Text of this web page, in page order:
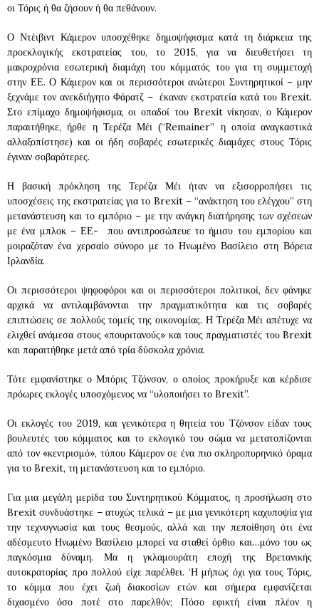
οι Τόρις ή θα ζήσουν ή θα πεθάνουν.
Ο Ντέιβιντ Κάμερον υποσχέθηκε δημοψήφισμα κατά τη διάρκεια της
προεκλογικής εκστρατείας του, το 2015, για να διευθετήσει τη
μακροχρόνια εσωτερική διαμάχη του κόμματός του για τη συμμετοχή
στην ΕΕ. Ο Κάμερον και οι περισσότεροι ανώτεροι Συντηρητικοί – μην
ξεχνάμε τον ανεκδιήγητο Φάρατζ – έκαναν εκστρατεία κατά του Brexit.
Στο επίμαχο δημοψήφισμα, οι οπαδοί του Brexit νίκησαν, ο Κάμερον
παραιτήθηκε, ήρθε η Τερέζα Μέι (“Remainer” η οποία αναγκαστικά
αλλαξοπίστησε) και οι ήδη σοβαρές εσωτερικές διαμάχες στους Τόρις
έγιναν σοβαρότερες.
Η βασική πρόκληση της Τερέζα Μέι ήταν να εξισορροπήσει τις
υποσχέσεις της εκστρατείας για το Brexit – “ανάκτηση του ελέγχου” στη
μετανάστευση και το εμπόριο – με την ανάγκη διατήρησης των σχέσεων
με ένα μπλοκ – ΕΕ- που αντιπροσώπευε το ήμισυ του εμπορίου και
μοιραζόταν ένα χερσαίο σύνορο με το Ηνωμένο Βασίλειο στη Βόρεια
Ιρλανδία.
Οι περισσότεροι ψηφοφόροι και οι περισσότεροι πολιτικοί, δεν φάνηκε
αρχικά να αντιλαμβάνονται την πραγματικότητα και τις σοβαρές
επιπτώσεις σε πολλούς τομείς της οικονομίας. Η Τερέζα Μέι απέτυχε να
ελιχθεί ανάμεσα στους «πουριτανούς» και τους πραγματιστές του Brexit
και παραιτήθηκε μετά από τρία δύσκολα χρόνια.
Τότε εμφανίστηκε ο Μπόρις Τζόνσον, ο οποίος προκήρυξε και κέρδισε
πρόωρες εκλογές υποσχόμενος να “υλοποιήσει το Brexit”.
Οι εκλογές του 2019, και γενικότερα η θητεία του Τζόνσον είδαν τους
βουλευτές του κόμματος και το εκλογικό του σώμα να μετατοπίζονται
από τον «κεντρισμό», τύπου Κάμερον σε ένα πιο σκληροπυρηνικό όραμα
για το Brexit, τη μετανάστευση και το εμπόριο.
Για μια μεγάλη μερίδα του Συντηρητικού Κόμματος, η προσήλωση στο
Brexit συνδυάστηκε – ατυχώς τελικά – με μια γενικότερη καχυποψία για
την τεχνογνωσία και τους θεσμούς, αλλά και την πεποίθηση ότι ένα
αδέσμευτο Ηνωμένο Βασίλειο μπορεί να σταθεί όρθιο και…μόνο του ως
παγκόσμια δύναμη. Μα η γκλαμουράτη εποχή της Βρετανικής
αυτοκρατορίας προ πολλού είχε παρέλθει. ‘Η μήπως όχι για τους Τόρις,
το κόμμα που έχει ζωή διακοσίων ετών και σήμερα εμφανίζεται
διχασμένο όσο ποτέ στο παρελθόν; Πόσο εφικτή είναι πλέον η